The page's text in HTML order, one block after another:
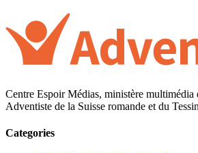
Centre Espoir Médias, ministère multimédia
Adventiste de la Suisse romande et du
Categories